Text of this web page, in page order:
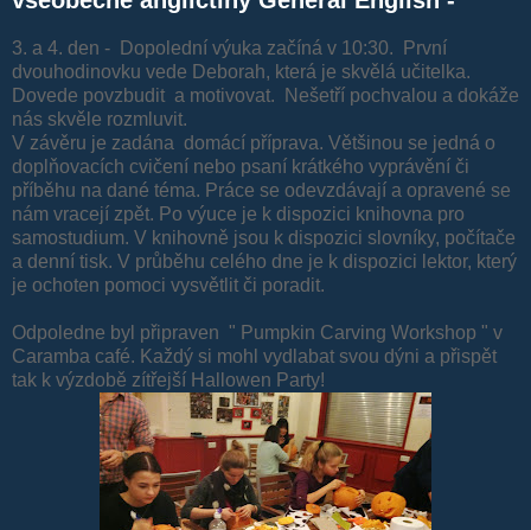
3. a 4. den - Dopolední výuka začíná v 10:30. První
dvouhodinovku vede Deborah, která je skvělá učitelka.
Dovede povzbudit a motivovat. Nešetří pochvalou a dokáže
nás skvěle rozmluvit.
V závěru je zadána domácí příprava. Většinou se jedná o
doplňovacích cvičení nebo psaní krátkého vyprávění či
příběhu na dané téma. Práce se odevzdávají a opravené se
nám vracejí zpět. Po výuce je k dispozici knihovna pro
samostudium. V knihovně jsou k dispozici slovníky, počítače
a denní tisk. V průběhu celého dne je k dispozici lektor, který
je ochoten pomoci vysvětlit či poradit.
Odpoledne byl připraven " Pumpkin Carving Workshop " v
Caramba café. Každý si mohl vydlabat svou dýni a přispět
tak k výzdobě zítřejší Hallowen Party!